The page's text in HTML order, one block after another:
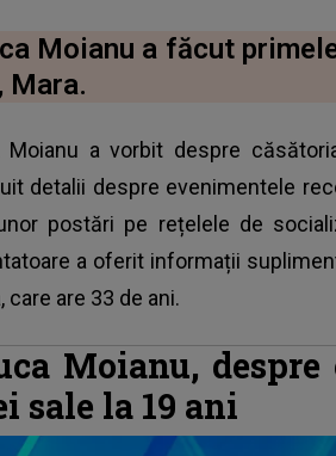
ARTICOLUL
Moianu a făcut
Mara.
Moianu a vorbit despre
detalii despre evenimentele
postări pe rețelele de
a oferit informații
care are 33 de ani.
Moianu,
sale la 19 ani